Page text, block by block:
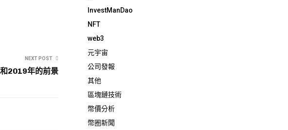
NEXT POST
2019年的前景
InvestManDao
NFT
web3
元宇宙
公司發報
其他
區塊鏈技術
幣價分析
幣圈新聞